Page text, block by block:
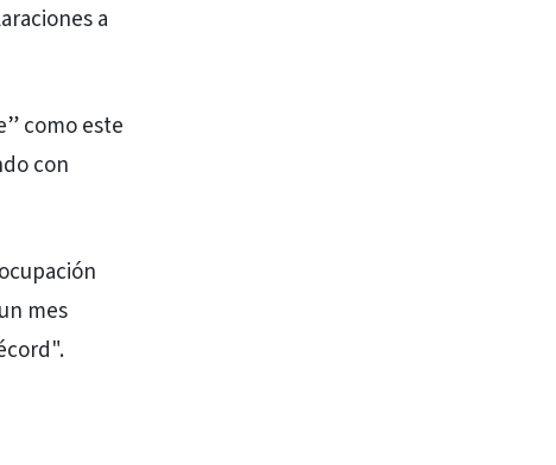
a
como este
con
mes